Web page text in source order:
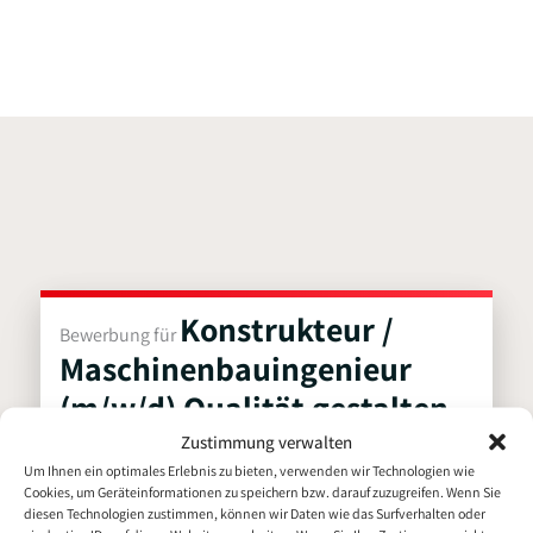
Zustimmung verwalten
Um Ihnen ein optimales Erlebnis zu bieten, verwenden wir Technologien wie
Cookies, um Geräteinformationen zu speichern bzw. darauf zuzugreifen. Wenn Sie
diesen Technologien zustimmen, können wir Daten wie das Surfverhalten oder
Bewerbung für Konstrukteur /
Maschinenbauingenieur
(m/w/d) Qualität gestalten,
Verantwortung übernehmen
Persönliche Daten